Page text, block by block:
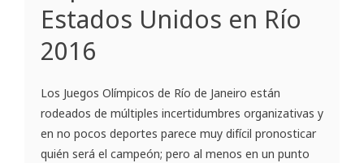
Estados Unidos en Río
2016
Los Juegos Olímpicos de Río de Janeiro están
rodeados de múltiples incertidumbres organizativas y
en no pocos deportes parece muy difícil pronosticar
quién será el campeón; pero al menos en un punto